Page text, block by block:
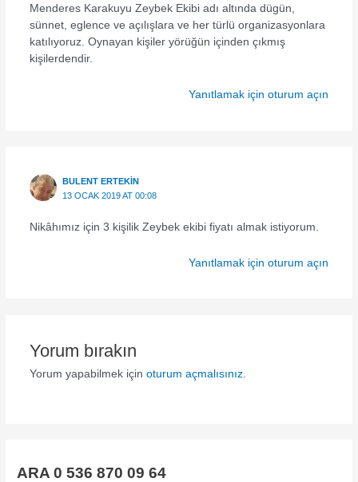
Menderes Karakuyu Zeybek Ekibi adı altında dügün,
sünnet, eglence ve açılışlara ve her türlü organizasyonlara
katılıyoruz. Oynayan kişiler yörüğün içinden çıkmış
kişilerdendir.
Yanıtlamak için oturum açın
BULENT ERTEKİN
13 OCAK 2019 AT 00:08
Nikâhımız için 3 kişilik Zeybek ekibi fiyatı almak istiyorum.
Yanıtlamak için oturum açın
Yorum bırakın
Yorum yapabilmek için oturum açmalısınız.
ARA 0 536 870 09 64